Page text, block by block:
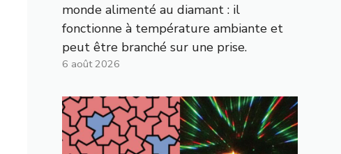
monde alimenté au diamant : il
fonctionne à température ambiante et
peut être branché sur une prise.
6 août 2026